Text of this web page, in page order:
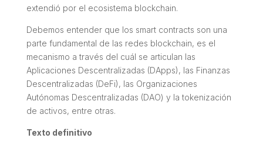
extendió por el ecosistema blockchain.
Debemos entender que los smart contracts son una
parte fundamental de las redes blockchain, es el
mecanismo a través del cuál se articulan las
Aplicaciones Descentralizadas (DApps), las Finanzas
Descentralizadas (DeFi), las Organizaciones
Autónomas Descentralizadas (DAO) y la tokenización
de activos, entre otras.
Texto definitivo